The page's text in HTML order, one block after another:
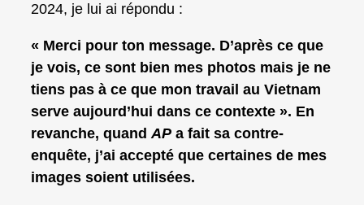
2024, je lui ai répondu :
« Merci pour ton message. D’après ce que
je vois, ce sont bien mes photos mais je ne
tiens pas à ce que mon travail au Vietnam
serve aujourd’hui dans ce contexte ». En
revanche, quandAP a fait sa contre-
enquête, j’ai accepté que certaines de mes
images soient utilisées.